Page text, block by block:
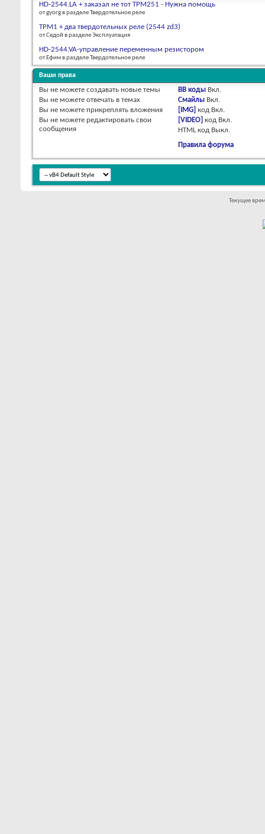
HD-2544.LA + заказал не тот ТРМ251 - Нужна помощь
от gyorg в разделе Твердотельное реле
ТРМ1 + два твердотельных реле (2544 zd3)
от Cедой в разделе Эксплуатация
HD-2544.VA-управление переменным резистором
от Ефим в разделе Твердотельное реле
Ваши права
Вы не можете создавать новые темы
Вы не можете отвечать в темах
Вы не можете прикреплять вложения
Вы не можете редактировать свои
сообщения
BB коды Вкл.
Смайлы Вкл.
[IMG] код Вкл.
[VIDEO] код Вкл.
HTML код Выкл.
Правила форума
Текущее